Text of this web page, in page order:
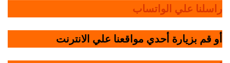
راسلنا علي الواتساب
أو قم بزيارة أحدي مواقعنا علي الانترنت